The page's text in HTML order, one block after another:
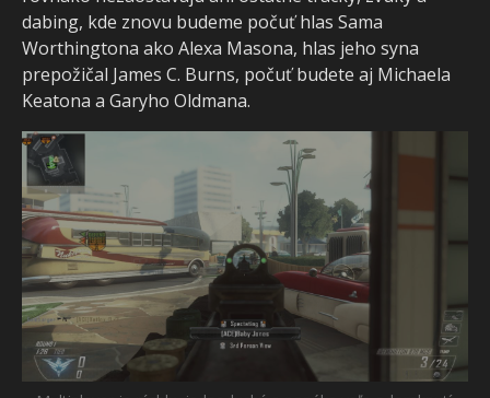
dabing, kde znovu budeme počuť hlas Sama
Worthingtona ako Alexa Masona, hlas jeho syna
prepožičal James C. Burns, počuť budete aj Michaela
Keatona a Garyho Oldmana.